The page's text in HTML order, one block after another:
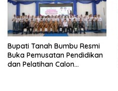
Bupati Tanah Bumbu Resmi
Buka Pemusatan Pendidikan
dan Pelatihan Calon